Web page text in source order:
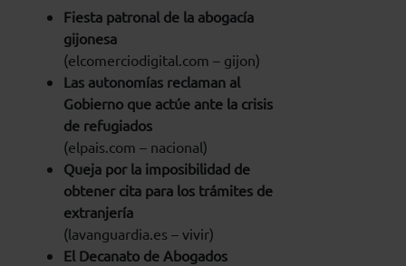
Fiesta patronal de la abogacía
gijonesa
(elcomerciodigital.com – gijon)
Las autonomías reclaman al
Gobierno que actúe ante la crisis
de refugiados
(elpais.com – nacional)
Queja por la imposibilidad de
obtener cita para los trámites de
extranjería
(lavanguardia.es – vivir)
El Decanato de Abogados